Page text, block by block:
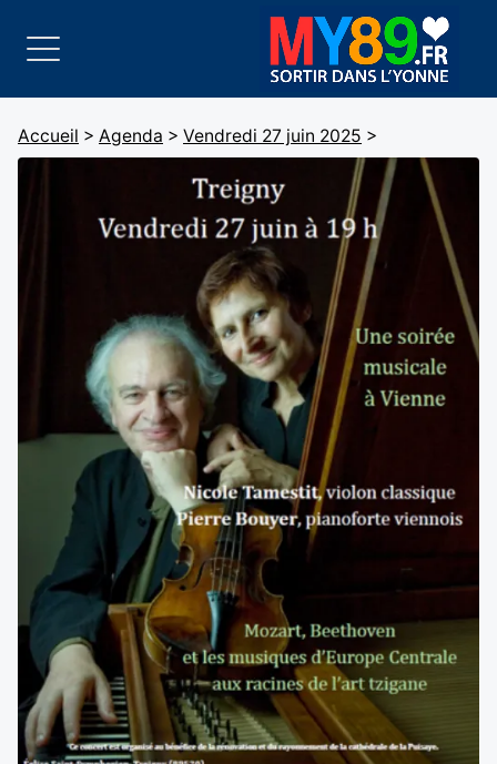
Accueil > Agenda > Vendredi 27 juin 2025 >